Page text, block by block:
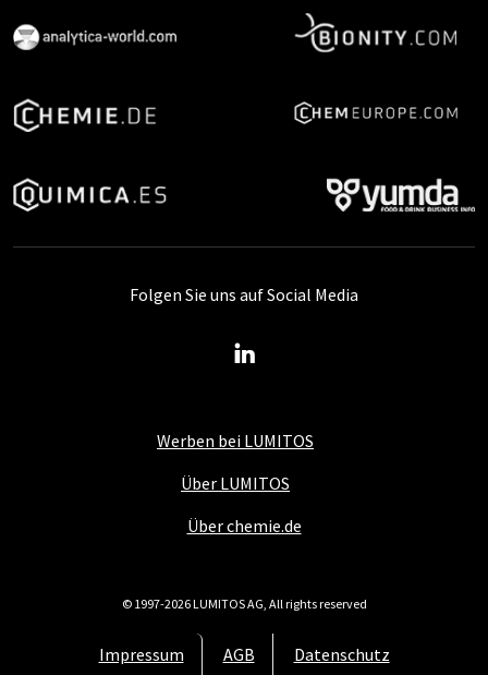
Werben bei LUMITOS
Über LUMITOS
Über chemie.de
Impressum AGB Datenschutz
Folgen Sie uns auf Social Media
© 1997-2026 LUMITOS AG, All rights reserved